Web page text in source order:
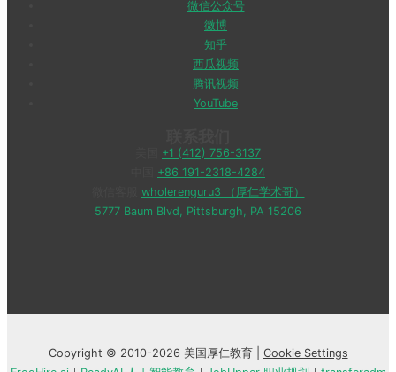
微信公众号
微博
知乎
西瓜视频
腾讯视频
YouTube
+1 (412) 756-3137
+86 191-2318-4284
wholerenguru3 （厚仁学术哥）
5777 Baum Blvd, Pittsburgh, PA 15206
Copyright © 2010-2026 美国厚仁教育 | Cookie Settings